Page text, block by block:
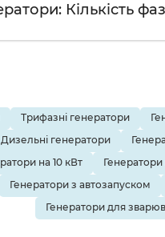
Кількість
Трифазні генератори
Дизельні генератори
на 10 кВт Генератори
Генератори з автозапуском
Генератори для